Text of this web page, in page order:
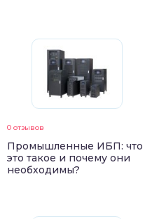
0 отзывов
Промышленные ИБП: что
это такое и почему они
необходимы?